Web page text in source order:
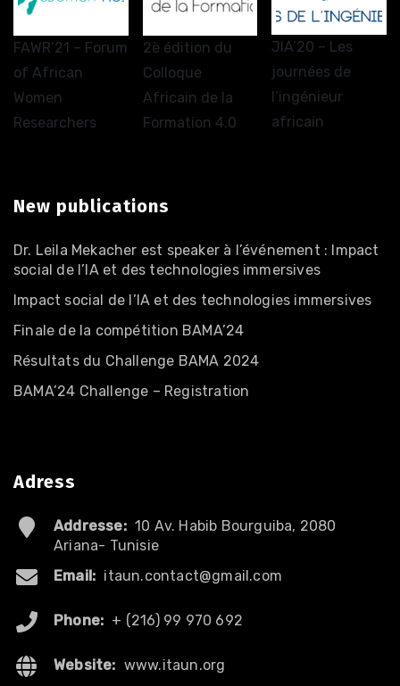
FAWR’21 – Forum
of African
Women
Researchers
2è édition du
Colloque
Africain de la
Formation 4.0
JIA’20 – Les
journées de
l’ingénieur
africain
New publications
Dr. Leila Mekacher est speaker à l’événement : Impact
social de l’IA et des technologies immersives
Impact social de l’IA et des technologies immersives
Finale de la compétition BAMA’24
Résultats du Challenge BAMA 2024
BAMA’24 Challenge – Registration
Adress
Addresse: 10 Av. Habib Bourguiba, 2080
Ariana- Tunisie
Email: itaun.contact@gmail.com
Phone: + (216) 99 970 692
Website: www.itaun.org